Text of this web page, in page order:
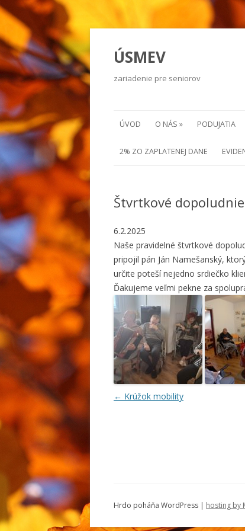
ÚSMEV
zariadenie pre seniorov
ÚVOD O NÁS » PODUJATIA
2% ZO ZAPLATENEJ DANE
Štvrtkové
6.2.2025
Naše pravidelné štvrtkové
pripojil pán Ján Namešanský,
určite poteší nejedno srdiečko
Ďakujeme veľmi pekne za
Navigácia článkami
← Krúžok mobility
Hrdo poháňa WordPress | hosting by